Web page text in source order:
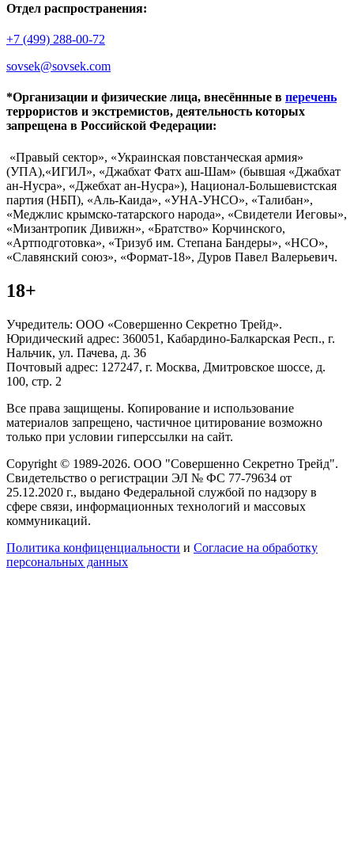
Отдел распространения:
+7 (499) 288-00-72
sovsek@sovsek.com
*Организации и физические лица, внесённные в перечень
террористов и экстремистов, деятельность которых
запрещена в Российской Федерации:
«Правый сектор», «Украинская повстанческая армия»
(УПА),«ИГИЛ», «Джабхат Фатх аш-Шам» (бывшая «Джабхат
ан-Нусра», «Джебхат ан-Нусра»), Национал-Большевистская
партия (НБП), «Аль-Каида», «УНА-УНСО», «Талибан»,
«Меджлис крымско-татарского народа», «Свидетели Иеговы»,
«Мизантропик Дивижн», «Братство» Корчинского,
«Артподготовка», «Тризуб им. Степана Бандеры», «НСО»,
«Славянский союз», «Формат-18», Дуров Павел Валерьевич.
18+
Учредитель: ООО «Совершенно Секретно Трейд».
Юридический адрес: 360051, Кабардино-Балкарская Респ., г.
Нальчик, ул. Пачева, д. 36
Почтовый адрес: 127247, г. Москва, Дмитровское шоссе, д.
100, стр. 2
Все права защищены. Копирование и использование
материалов запрещено, частичное цитирование возможно
только при условии гиперссылки на сайт.
Copyright © 1989-2026. ООО "Совершенно Секретно Трейд".
Свидетельство о регистрации ЭЛ № ФС 77-79634 от
25.12.2020 г., выдано Федеральной службой по надзору в
сфере связи, информационных технологий и массовых
коммуникаций.
Политика конфиценциальности и Согласие на обработку
персональных данных